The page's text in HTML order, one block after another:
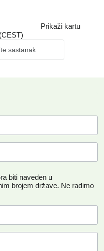
Prikaži kartu
sastanak
biti naveden u
brojem države. Ne radimo